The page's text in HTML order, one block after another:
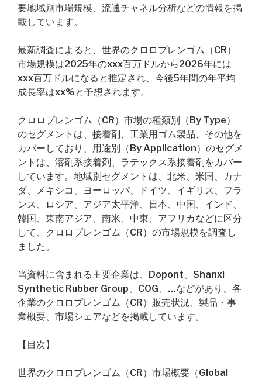
要地域別市場規模、流通チャネル分析などの情報を掲
載しています。
最新調査によると、世界のクロロプレンゴム（CR）
市場規模は2025年のxxx百万ドルから2026年には
xxx百万ドルになると推定され、今後5年間の年平均
成長率はxx%と予想されます。
クロロプレンゴム（CR）市場の種類別（By Type）
のセグメントは、接着剤、工業用ゴム製品、その他を
カバーしており、用途別（By Application）のセグメ
ントは、溶剤系接着剤、ラテックス系接着剤をカバー
しています。地域別セグメントは、北米、米国、カナ
ダ、メキシコ、ヨーロッパ、ドイツ、イギリス、フラ
ンス、ロシア、アジア太平洋、日本、中国、インド、
韓国、東南アジア、南米、中東、アフリカなどに区分
して、クロロプレンゴム（CR）の市場規模を調査し
ました。
当資料に含まれる主要企業は、Dopont、Shanxi
Synthetic Rubber Group、COG、…などがあり、各
企業のクロロプレンゴム（CR）販売状況、製品・事
業概要、市場シェアなどを掲載しています。
【目次】
世界のクロロプレンゴム（CR）市場概要（Global